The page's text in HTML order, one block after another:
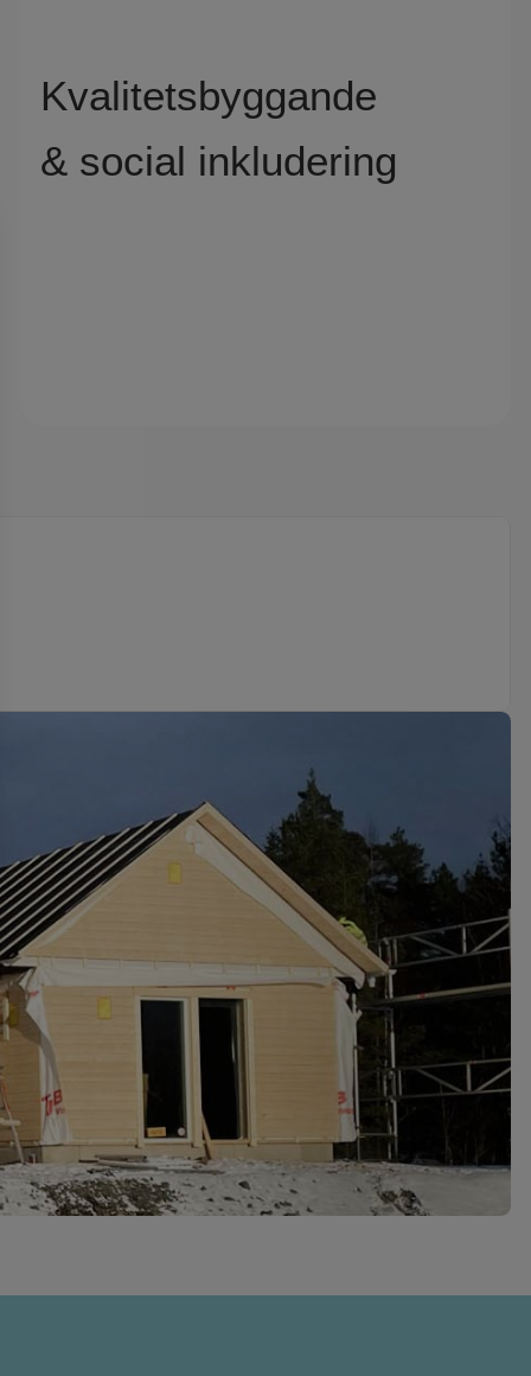
Kvalitetsbyggande
​​​​​​​& social inkludering